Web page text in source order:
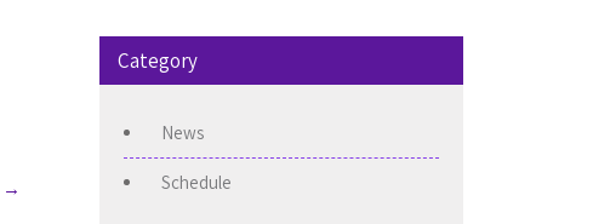
→
Category
News
Schedule